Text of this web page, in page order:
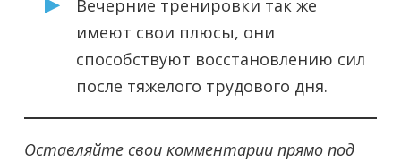
Вечерние тренировки так же
имеют свои плюсы, они
способствуют восстановлению сил
после тяжелого трудового дня.
Оставляйте свои комментарии прямо под